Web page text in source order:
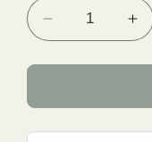
Decrease
quantity
for
Luxury
for